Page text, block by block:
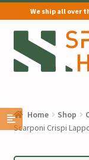
We ship all over
Vai
alla
navigazione
Vai
al
contenuto
Home Shop
Scarponi Crispi